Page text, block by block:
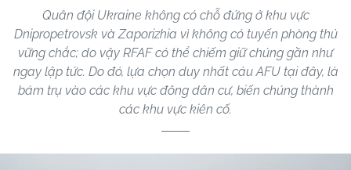
Quân đội Ukraine không có chỗ đứng ở khu vực
Dnipropetrovsk và Zaporizhia vì không có tuyến phòng thủ
vững chắc; do vậy RFAF có thể chiếm giữ chúng gần như
ngay lập tức. Do đó, lựa chọn duy nhất cảu AFU tại đây, là
bám trụ vào các khu vực đông dân cư, biến chúng thành
các khu vực kiên cố.